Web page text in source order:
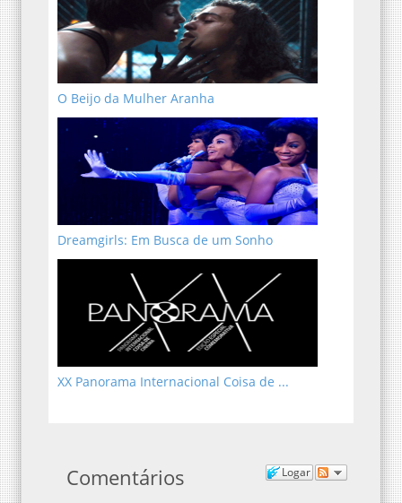
O Beijo da Mulher Aranha
Dreamgirls: Em Busca de um Sonho
XX Panorama Internacional Coisa de ...
Logar
Comentários